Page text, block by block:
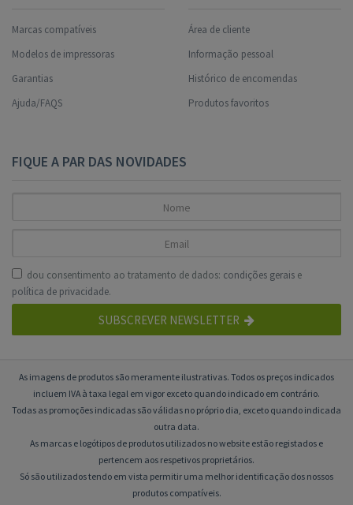
Marcas compatíveis
Modelos de impressoras
Garantias
Ajuda/FAQS
Área de cliente
Informação pessoal
Histórico de encomendas
Produtos favoritos
FIQUE A PAR DAS NOVIDADES
dou consentimento ao tratamento de dados: condições gerais e
política de privacidade.
SUBSCREVER NEWSLETTER
As imagens de produtos são meramente ilustrativas. Todos os preços indicados
incluem IVA à taxa legal em vigor exceto quando indicado em contrário.
Todas as promoções indicadas são válidas no próprio dia, exceto quando indicada
outra data.
As marcas e logótipos de produtos utilizados no website estão registados e
pertencem aos respetivos proprietários.
Só são utilizados tendo em vista permitir uma melhor identificação dos nossos
produtos compatíveis.